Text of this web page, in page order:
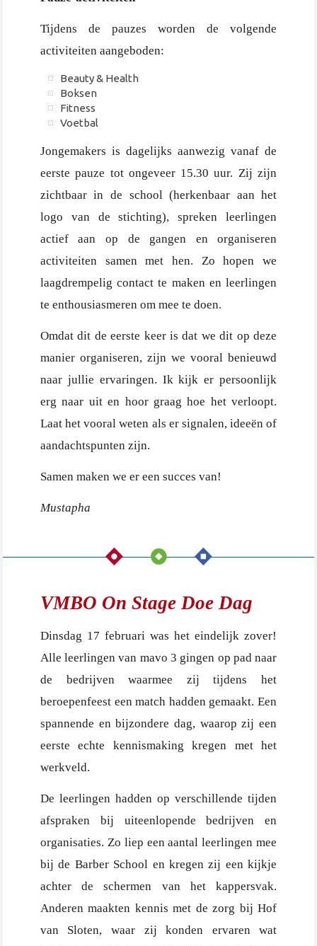
Tijdens de pauzes worden de volgende
activiteiten aangeboden:
Beauty & Health
Boksen
Fitness
Voetbal
Jongemakers is dagelijks aanwezig vanaf de
eerste pauze tot ongeveer 15.30 uur. Zij zijn
zichtbaar in de school (herkenbaar aan het
logo van de stichting), spreken leerlingen
actief aan op de gangen en organiseren
activiteiten samen met hen. Zo hopen we
laagdrempelig contact te maken en leerlingen
te enthousiasmeren om mee te doen.
Omdat dit de eerste keer is dat we dit op deze
manier organiseren, zijn we vooral benieuwd
naar jullie ervaringen. Ik kijk er persoonlijk
erg naar uit en hoor graag hoe het verloopt.
Laat het vooral weten als er signalen, ideeën of
aandachtspunten zijn.
Samen maken we er een succes van!
Mustapha
VMBO On Stage Doe Dag
Dinsdag 17 februari was het eindelijk zover!
Alle leerlingen van mavo 3 gingen op pad naar
de bedrijven waarmee zij tijdens het
beroepenfeest een match hadden gemaakt. Een
spannende en bijzondere dag, waarop zij een
eerste echte kennismaking kregen met het
werkveld.
De leerlingen hadden op verschillende tijden
afspraken bij uiteenlopende bedrijven en
organisaties. Zo liep een aantal leerlingen mee
bij de Barber School en kregen zij een kijkje
achter de schermen van het kappersvak.
Anderen maakten kennis met de zorg bij Hof
van Sloten, waar zij konden ervaren wat